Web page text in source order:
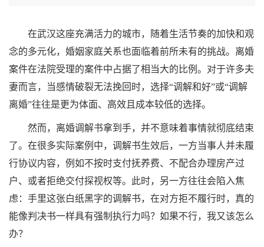
在武汉这座充满活力的城市，随着生活节奏的加快和观
念的多元化，婚姻家庭关系也面临着前所未有的挑战。离婚
案件在法院受理的案件中占据了相当大的比例。对于许多夫
妻而言，当感情破裂无法挽回时，选择“调解和好”或“调解
离婚”往往是更为体面、高效且成本较低的选择。
然而，离婚调解书拿到手，并不意味着事情就彻底结束
了。在很多实际案例中，调解书生效后，一方当事人并未履
行协议内容，例如不按时支付抚养费、不配合办理房产过
户、或者拒绝交付探视权等。此时，另一方往往会陷入焦
虑：手里这张白纸黑字的调解书，在对方拒不履行时，真的
能像判决书一样具有强制执行力吗？如果不行，我又该怎么
办？